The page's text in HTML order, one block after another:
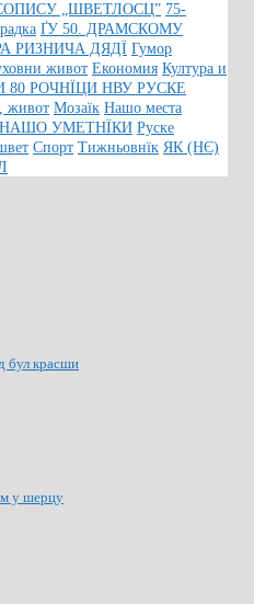
„ШВЕТЛОСЦ” 75-
ҐУ 50. ДРАМСКОМУ
РИЗНИЧА ДЯДЇ Гумор
живот Економия Култура и
80 РОЧНЇЦИ НВУ РУСКЕ
живот Мозаїк Нашо места
НАШО УМЕТНЇКИ Руске
Спорт Тижньовнїк ЯК (НЄ)
бул красши
у шерцу